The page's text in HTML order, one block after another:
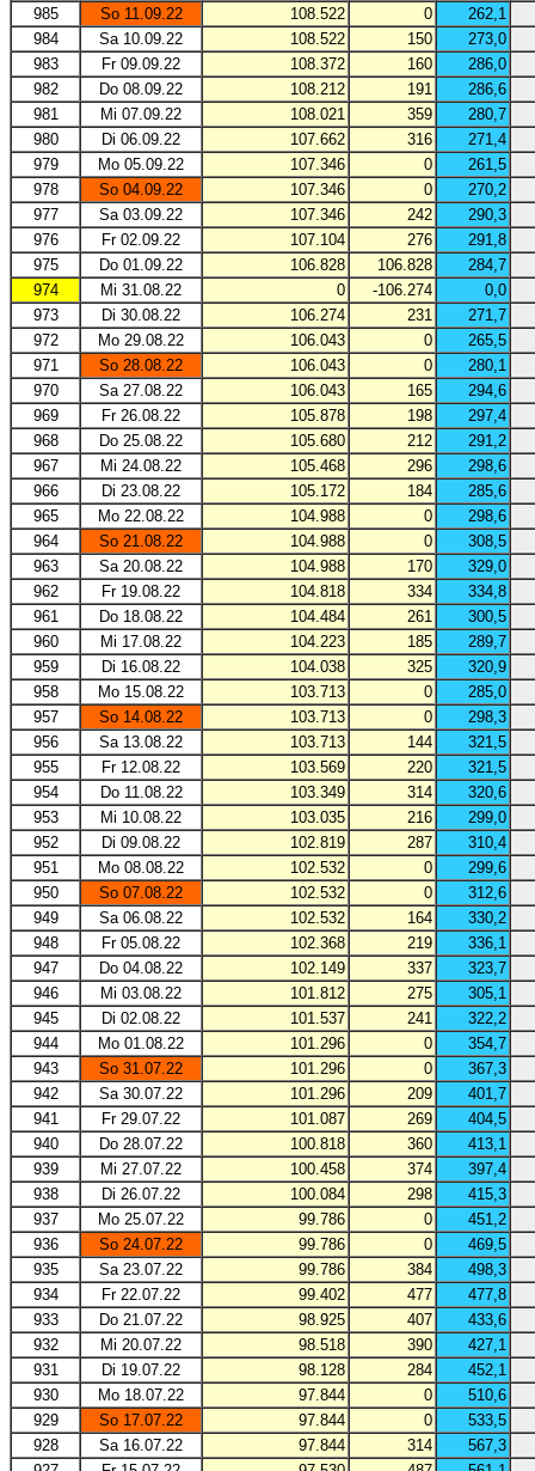
985 So 11.09.22 108.522 0
262,1
984
Sa 10.09.22 108.522 150
273,0
983
Fr 09.09.22 108.372 160
286,0
982
Do 08.09.22 108.212 191
286,6
981
Mi 07.09.22 108.021 359
280,7
980
Di 06.09.22 107.662 316
271,4
979
Mo 05.09.22 107.346 0
261,5
978
So 04.09.22 107.346 0
270,2
977
Sa 03.09.22 107.346 242
290,3
976
Fr 02.09.22 107.104 276
291,8
975
Do 01.09.22 106.828 106.828
284,7
974
Mi 31.08.22 0 -106.274
0,0
973
Di 30.08.22 106.274 231
271,7
972
Mo 29.08.22 106.043 0
265,5
971
So 28.08.22 106.043 0
280,1
970
Sa 27.08.22 106.043 165
294,6
969
Fr 26.08.22 105.878 198
297,4
968
Do 25.08.22 105.680 212
291,2
967
Mi 24.08.22 105.468 296
298,6
966
Di 23.08.22 105.172 184
285,6
965
Mo 22.08.22 104.988 0
298,6
964
So 21.08.22 104.988 0
308,5
963
Sa 20.08.22 104.988 170
329,0
962
Fr 19.08.22 104.818 334
334,8
961
Do 18.08.22 104.484 261
300,5
960
Mi 17.08.22 104.223 185
289,7
959
Di 16.08.22 104.038 325
320,9
958
Mo 15.08.22 103.713 0
285,0
957
So 14.08.22 103.713 0
298,3
956
Sa 13.08.22 103.713 144
321,5
955
Fr 12.08.22 103.569 220
321,5
954
Do 11.08.22 103.349 314
320,6
953
Mi 10.08.22 103.035 216
299,0
952
Di 09.08.22 102.819 287
310,4
951
Mo 08.08.22 102.532 0
299,6
950
So 07.08.22 102.532 0
312,6
949
Sa 06.08.22 102.532 164
330,2
948
Fr 05.08.22 102.368 219
336,1
947
Do 04.08.22 102.149 337
323,7
946
Mi 03.08.22 101.812 275
305,1
945
Di 02.08.22 101.537 241
322,2
944
Mo 01.08.22 101.296 0
354,7
943
So 31.07.22 101.296 0
367,3
942
Sa 30.07.22 101.296 209
401,7
941
Fr 29.07.22 101.087 269
404,5
940
Do 28.07.22 100.818 360
413,1
939
Mi 27.07.22 100.458 374
397,4
938
Di 26.07.22 100.084 298
415,3
937
Mo 25.07.22 99.786 0
451,2
936
So 24.07.22 99.786 0
469,5
935
Sa 23.07.22 99.786 384
498,3
934
Fr 22.07.22 99.402 477
477,8
933
Do 21.07.22 98.925 407
433,6
932
Mi 20.07.22 98.518 390
427,1
931
Di 19.07.22 98.128 284
452,1
930
Mo 18.07.22 97.844 0
510,6
929
So 17.07.22 97.844 0
533,5
928
Sa 16.07.22 97.844 314
567,3